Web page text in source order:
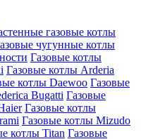
газовые котлы
чугунные котлы
Газовые котлы
Газовые котлы Arderia
котлы Daewoo Газовые
Bugatti Газовые
Газовые котлы
Газовые котлы Mizudo
котлы Titan Газовые